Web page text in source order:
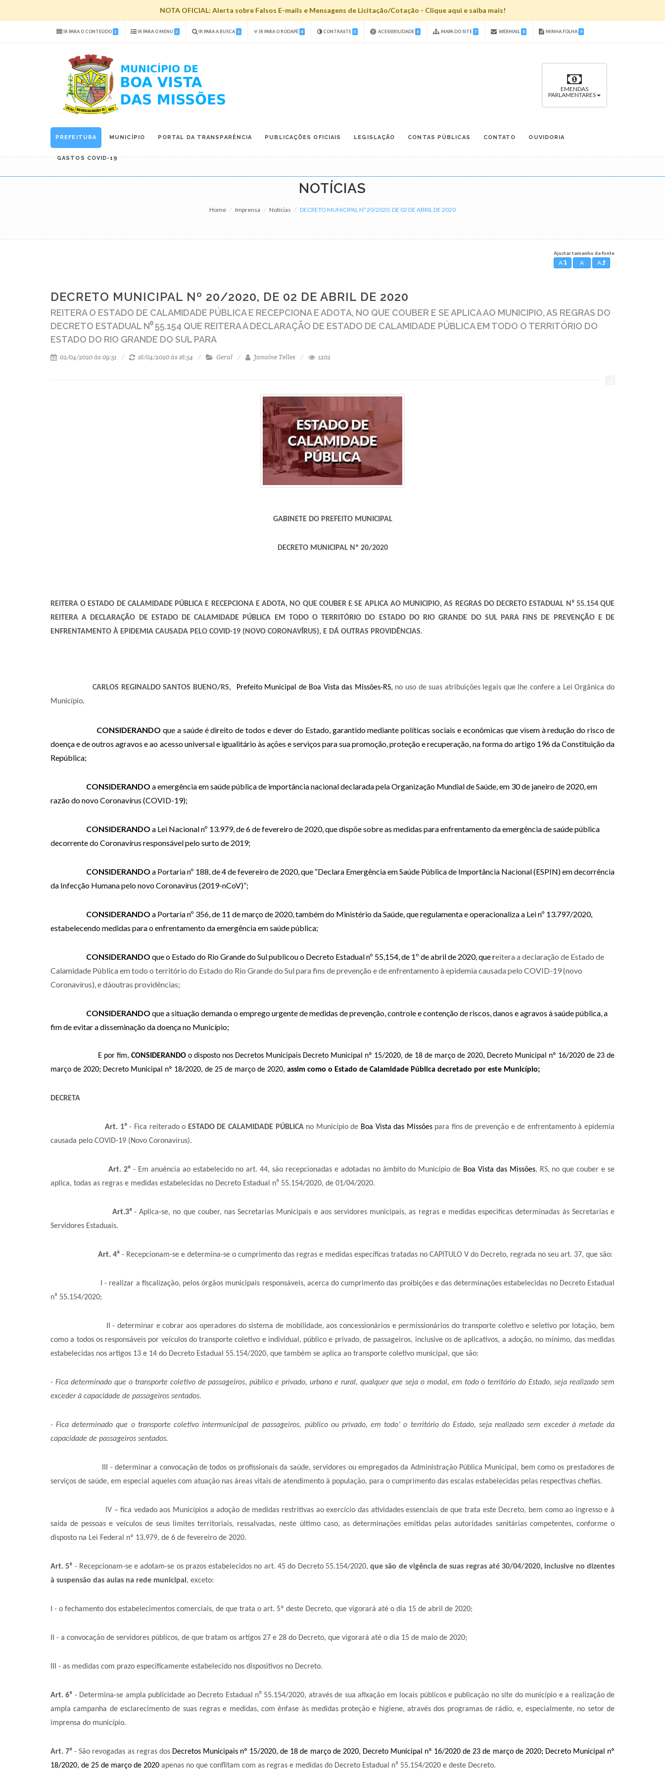
NOTA OFICIAL: Alerta sobre Falsos E-mails e Mensagens de Licitação/Cotação - Clique aqui e saiba mais!
IR PARA O CONTEÚDO 1 IR PARA O MENU 2 IR PARA A BUSCA 3 IR PARA O RODAPÉ 4 CONTRASTE 5 ACESSIBILIDADE 6 MAPA DO SITE 7 WEBMAIL 8 MINHA FOLHA 9
EMENDAS
PARLAMENTARES
PREFEITURA MUNICÍPIO PORTAL DA TRANSPARÊNCIA PUBLICAÇÕES OFICIAIS LEGISLAÇÃO CONTAS PÚBLICAS CONTATO OUVIDORIA
GASTOS COVID-19
NOTÍCIAS
Home Imprensa Notícias DECRETO MUNICIPAL Nº 20/2020, DE 02 DE ABRIL DE 2020
Ajustar tamanho da fonte
A A A
DECRETO MUNICIPAL Nº 20/2020, DE 02 DE ABRIL DE 2020
REITERA O ESTADO DE CALAMIDADE PÚBLICA E RECEPCIONA E ADOTA, NO QUE COUBER E SE APLICA AO MUNICIPIO, AS REGRAS DO
DECRETO ESTADUAL N⁰ 55.154 QUE REITERA A DECLARAÇÃO DE ESTADO DE CALAMIDADE PÚBLICA EM TODO O TERRITÓRIO DO
ESTADO DO RIO GRANDE DO SUL PARA
02/04/2020 às 09:51 16/04/2020 às 16:54 Geral Janaíne Telles 1202
GABINETE DO PREFEITO MUNICIPAL
DECRETO MUNICIPAL Nº 20/2020
REITERA O ESTADO DE CALAMIDADE PÚBLICA E RECEPCIONA E ADOTA, NO QUE COUBER E SE APLICA AO MUNICIPIO, AS REGRAS DO DECRETO ESTADUAL N⁰55.154 QUE
REITERA A DECLARAÇÃO DE ESTADO DE CALAMIDADE PÚBLICA EM TODO O TERRITÓRIO DO ESTADO DO RIO GRANDE DO SUL PARA FINS DE PREVENÇÃO E DE
ENFRENTAMENTO À EPIDEMIA CAUSADA PELO COVID-19 (NOVO CORONAVÍRUS), E DÁ OUTRAS PROVIDÊNCIAS.
CARLOS REGINALDO SANTOS BUENO/RS, Prefeito Municipal de Boa Vista das Missões-RS, no uso de suas atribuições legais que lhe confere a Lei Orgânica do
Município,
CONSIDERANDO que a saúde é direito de todos e dever do Estado, garantido mediante políticas sociais e econômicas que visem à redução do risco de
doença e de outros agravos e ao acesso universal e igualitário às ações e serviços para sua promoção, proteção e recuperação, na forma do artigo 196 da Constituição da
República;
CONSIDERANDO a emergência em saúde pública de importância nacional declarada pela Organização Mundial de Saúde, em 30 de janeiro de 2020, em
razão do novo Coronavírus (COVID-19);
CONSIDERANDO a Lei Nacional nº 13.979, de 6 de fevereiro de 2020, que dispõe sobre as medidas para enfrentamento da emergência de saúde pública
decorrente do Coronavírus responsável pelo surto de 2019;
CONSIDERANDO a Portaria nº 188, de 4 de fevereiro de 2020, que “Declara Emergência em Saúde Pública de Importância Nacional (ESPIN) em decorrência
da Infecção Humana pelo novo Coronavírus (2019-nCoV)”;
CONSIDERANDO a Portaria nº 356, de 11 de março de 2020, também do Ministério da Saúde, que regulamenta e operacionaliza a Lei nº 13.797/2020,
estabelecendo medidas para o enfrentamento da emergência em saúde pública;
CONSIDERANDO que o Estado do Rio Grande do Sul publicou o Decreto Estadual nº 55,154, de 1º de abril de 2020, que reitera a declaração de Estado de
Calamidade Pública em todo o território do Estado do Rio Grande do Sul para fins de prevenção e de enfrentamento à epidemia causada pelo COVID-19 (novo
Coronavírus), e dáoutras providências;
CONSIDERANDO que a situação demanda o emprego urgente de medidas de prevenção, controle e contenção de riscos, danos e agravos à saúde pública, a
fim de evitar a disseminação da doença no Município;
E por fim, CONSIDERANDO o disposto nos Decretos Municipais Decreto Municipal nº 15/2020, de 18 de março de 2020, Decreto Municipal nº 16/2020 de 23 de
março de 2020; Decreto Municipal nº 18/2020, de 25 de março de 2020, assim como o Estado de Calamidade Pública decretado por este Município;
DECRETA
Art. 1⁰- Fica reiterado o ESTADO DE CALAMIDADE PÚBLICAno Município de Boa Vista das Missõespara fins de prevenção e de enfrentamento à epidemia
causada pelo COVID-19 (Novo Coronavírus).
Art. 2⁰ - Em anuência ao estabelecido no art. 44, são recepcionadas e adotadas no âmbito do Município de Boa Vista das Missões, RS, no que couber e se
aplica, todas as regras e medidas estabelecidas no Decreto Estadual n⁰ 55.154/2020, de 01/04/2020.
Art.3⁰ - Aplica-se, no que couber, nas Secretarias Municipais e aos servidores municipais, as regras e medidas especificas determinadas às Secretarias e
Servidores Estaduais.
Art. 4⁰ - Recepcionam-se e determina-se o cumprimento das regras e medidas específicas tratadas no CAPITULO V do Decreto, regrada no seu art. 37, que são:
I - realizar a fiscalização, pelos órgãos municipais responsáveis, acerca do cumprimento das proibições e das determinações estabelecidas no Decreto Estadual
n⁰ 55.154/2020;
II - determinar e cobrar aos operadores do sistema de mobilidade, aos concessionários e permissionários do transporte coletivo e seletivo por lotação, bem
como a todos os responsáveis por veículos do transporte coletivo e individual, público e privado, de passageiros, inclusive os de aplicativos, a adoção, no mínimo, das medidas
estabelecidas nos artigos 13 e 14 do Decreto Estadual 55.154/2020, que também se aplica ao transporte coletivo municipal, que são:
- Fica determinado que o transporte coletivo de passageiros, público e privado, urbano e rural, qualquer que seja o modal, em todo o território do Estado, seja realizado sem
exceder à capacidade de passageiros sentados.
- Fica determinado que o transporte coletivo intermunicipal de passageiros, público ou privado, em todo’ o território do Estado, seja realizado sem exceder à metade da
capacidade de passageiros sentados.
III - determinar a convocação de todos os profissionais da saúde, servidores ou empregados da Administração Pública Municipal, bem como os prestadores de
serviços de saúde, em especial aqueles com atuação nas áreas vitais de atendimento à população, para o cumprimento das escalas estabelecidas pelas respectivas chefias.
IV – fica vedado aos Municípios a adoção de medidas restritivas ao exercício das atividades essenciais de que trata este Decreto, bem como ao ingresso e à
saída de pessoas e veículos de seus limites territoriais, ressalvadas, neste último caso, as determinações emitidas pelas autoridades sanitárias competentes, conforme o
disposto na Lei Federal nº 13.979, de 6 de fevereiro de 2020.
Art. 5⁰ - Recepcionam-se e adotam-se os prazos estabelecidos no art. 45 do Decreto 55.154/2020,que são de vigência de suas regras até 30/04/2020, inclusive no dizentes
à suspensão das aulas na rede municipal, exceto:
I - o fechamento dos estabelecimentos comerciais, de que trata o art. 5º deste Decreto, que vigorará até o dia 15 de abril de 2020;
II - a convocação de servidores públicos, de que tratam os artigos 27 e 28 do Decreto, que vigorará até o dia 15 de maio de 2020;
III - as medidas com prazo especificamente estabelecido nos dispositivos no Decreto.
Art. 6⁰ - Determina-se ampla publicidade ao Decreto Estadual n⁰ 55.154/2020, através de sua afixação em locais públicos e publicação no site do município e a realização de
ampla campanha de esclarecimento de suas regras e medidas, com ênfase às medidas proteção e higiene, através dos programas de rádio, e, especialmente, no setor de
imprensa do município.
Art. 7⁰ - São revogadas as regras dos Decretos Municipais nº 15/2020, de 18 de março de 2020, Decreto Municipal nº 16/2020 de 23 de março de 2020; Decreto Municipal nº
18/2020, de 25 de março de 2020 apenas no que conflitam com as regras e medidas do Decreto Estadual n⁰ 55.154/2020 e deste Decreto.